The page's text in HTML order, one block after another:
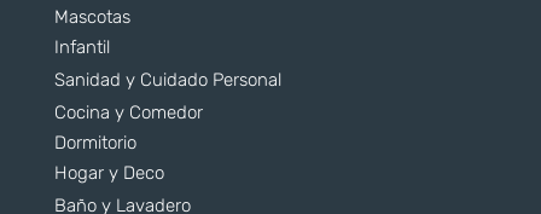
Mascotas
Infantil
Sanidad y Cuidado Personal
Cocina y Comedor
Dormitorio
Hogar y Deco
Baño y Lavadero